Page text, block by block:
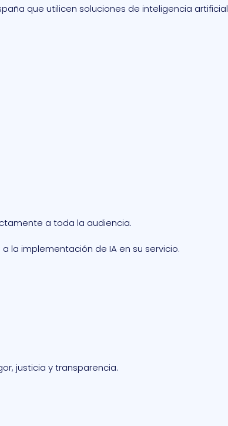
que utilicen soluciones de inteligencia artificial
a toda la audiencia.
la implementación de IA en su servicio.
justicia y transparencia.